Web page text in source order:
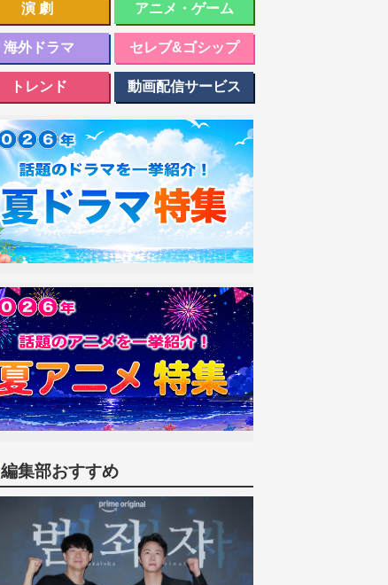
演劇 アニメ・ゲーム
海外ドラマ セレブ&ゴシップ
トレンド 動画配信サービス
編集部おすすめ